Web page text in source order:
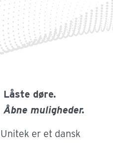
Låste døre.
Åbne muligheder.
Unitek er et dansk
Danske